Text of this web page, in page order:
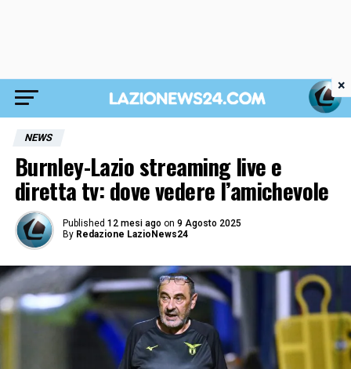
NEWS
Burnley-Lazio streaming live e
diretta tv: dove vedere l’amichevole
Published 12 mesi ago on 9 Agosto 2025
By Redazione LazioNews24
×